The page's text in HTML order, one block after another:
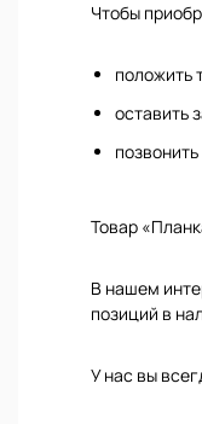
Чтобы
положить
оставить
Товар
В нашем
позиций в
У нас вы